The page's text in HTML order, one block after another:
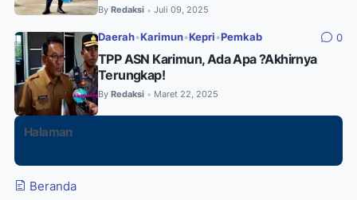
By Redaksi • Juli 09, 2025
Daerah•Karimun•Kepri •Pemkab 0
TPP ASN Karimun, Ada Apa ?Akhirnya
Terungkap!
By Redaksi • Maret 22, 2025
Halaman
Beranda